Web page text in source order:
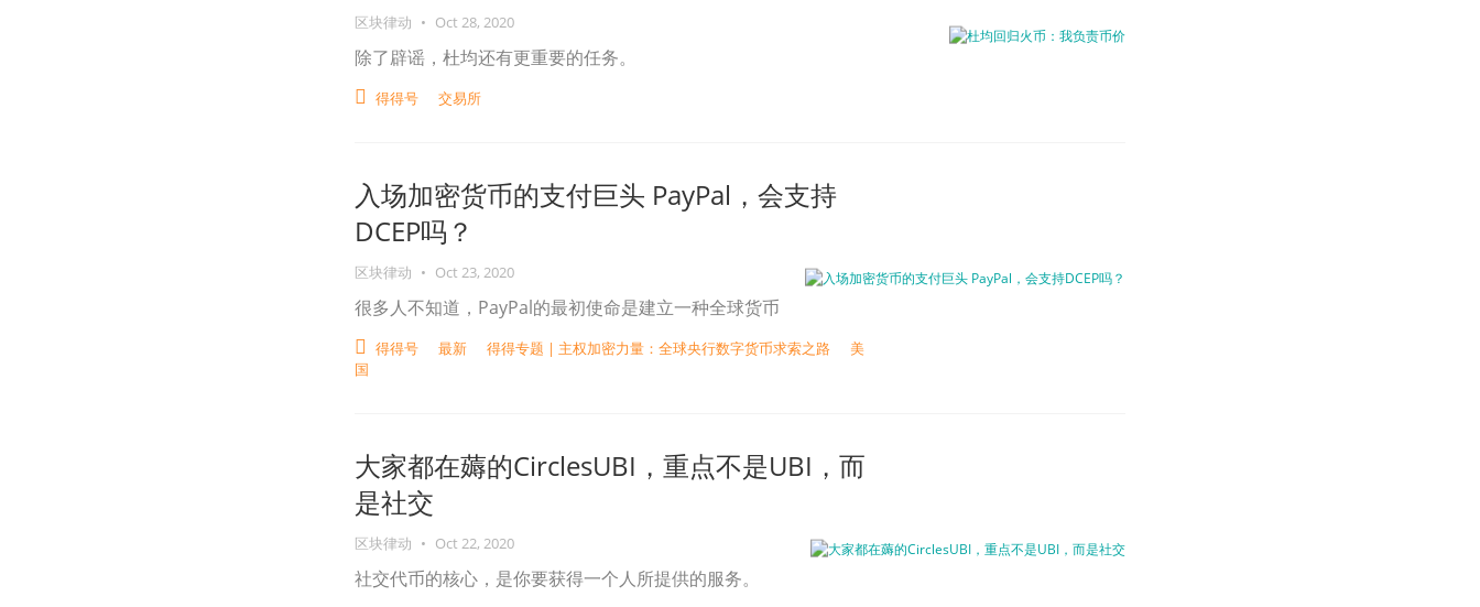
区块律动 • Oct 28, 2020
除了辟谣，杜均还有更重要的任务。
得得号 交易所
入场加密货币的支付巨头 PayPal，会支持
DCEP吗？
区块律动 • Oct 23, 2020
很多人不知道，PayPal的最初使命是建立一种全球货币
得得号 最新 得得专题 | 主权加密力量：全球央行数字货币求索之路
美
国
大家都在薅的CirclesUBI，重点不是UBI，而
是社交
区块律动 • Oct 22, 2020
社交代币的核心，是你要获得一个人所提供的服务。